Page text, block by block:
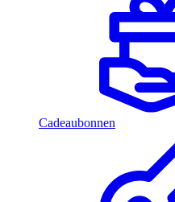
Cadeaubonnen